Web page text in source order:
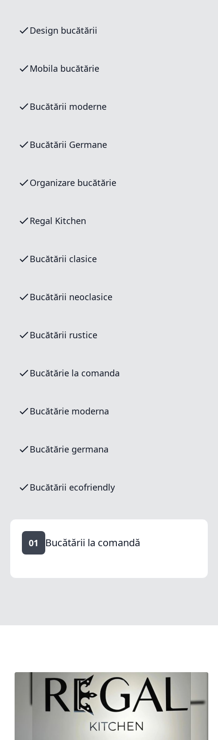
Design bucătării
Mobila bucătărie
Bucătării moderne
Bucătării Germane
Organizare bucătărie
Regal Kitchen
Bucătării clasice
Bucătării neoclasice
Bucătării rustice
Bucătărie la comanda
Bucătărie moderna
Bucătărie germana
Bucătării ecofriendly
01 Bucătării la comandă